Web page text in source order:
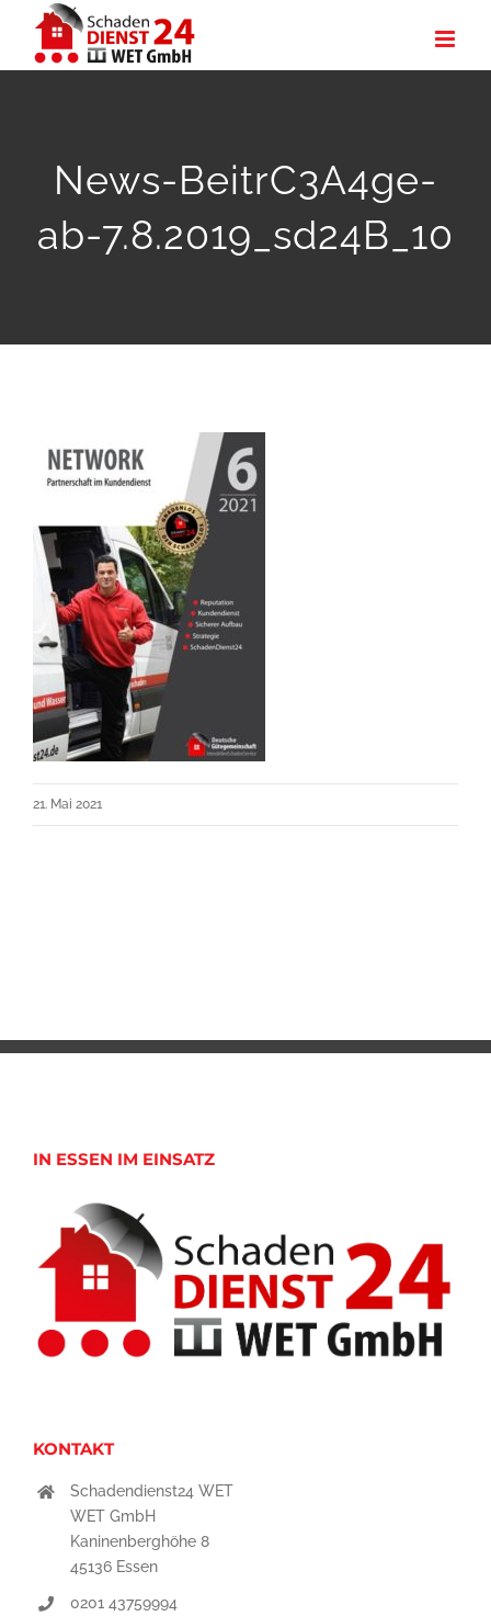
Inhalt
News-BeitrC3A4ge-
ab-7.8.2019_sd24B_10
21. Mai 2021
IN ESSEN IM EINSATZ
KONTAKT
Schadendienst24 WET
WET GmbH
Kaninenberghöhe 8
45136 Essen
0201 43759994